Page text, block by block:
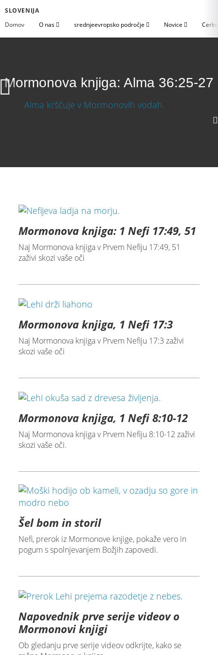
SLOVENIJA
Domov
O nas srednjeevropsko področje Novice
Mormonova knjiga: Alma 36:25-27
Mormonova knjiga: 1 Nefi 17:49, 51
Naj Mormonova knjiga v Prvem Nefiju 17:49, 51
zaživi skozi vaše oči
Mormonova knjiga, 1 Nefi 17:3
Naj Mormonova knjiga v Prvem Nefiju 17:3 zaživi
skozi vaše oči
Mormonova knjiga, 1 Nefi 8:10-12
Naj Mormonova knjiga v Prvem Nefiju 8:10-12 zaživi
skozi vaše oči.
Šel bom in storil
Nefi, prerok iz Mormonove knjige, pokaže vero in
pogum s spolnjevanjem Božjih zapovedi.
Napovednik prve serije videov o
Mormonovi knjigi
Ob gledanju prve serije videov odkrijte, kako se